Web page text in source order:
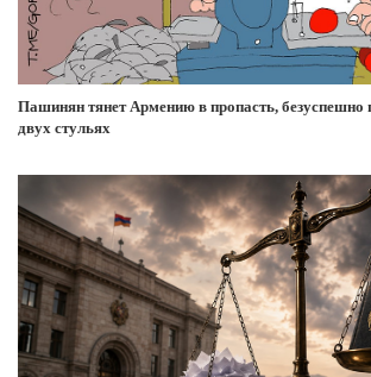
Пашинян тянет Армению в пропасть, безуспешно
двух стульях